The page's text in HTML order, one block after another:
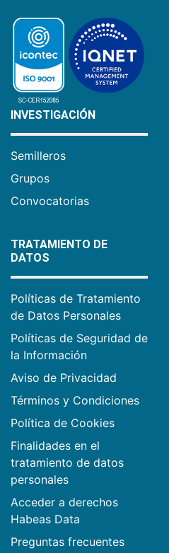
INVESTIGACIÓN
Semilleros
Grupos
Convocatorias
TRATAMIENTO DE
DATOS
Políticas de Tratamiento
de Datos Personales
Políticas de Seguridad de
la Información
Aviso de Privacidad
Términos y Condiciones
Política de Cookies
Finalidades en el
tratamiento de datos
personales
Acceder a derechos
Habeas Data
Preguntas frecuentes